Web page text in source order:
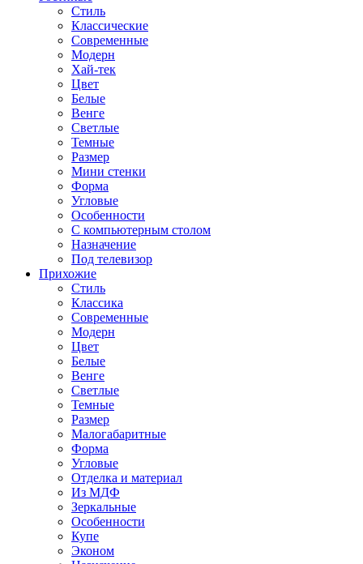
Стиль
Классические
Современные
Модерн
Хай-тек
Цвет
Белые
Венге
Светлые
Темные
Размер
Мини стенки
Форма
Угловые
Особенности
С компьютерным столом
Назначение
Под телевизор
Прихожие
Стиль
Классика
Современные
Модерн
Цвет
Белые
Венге
Светлые
Темные
Размер
Малогабаритные
Форма
Угловые
Отделка и материал
Из МДФ
Зеркальные
Особенности
Купе
Эконом